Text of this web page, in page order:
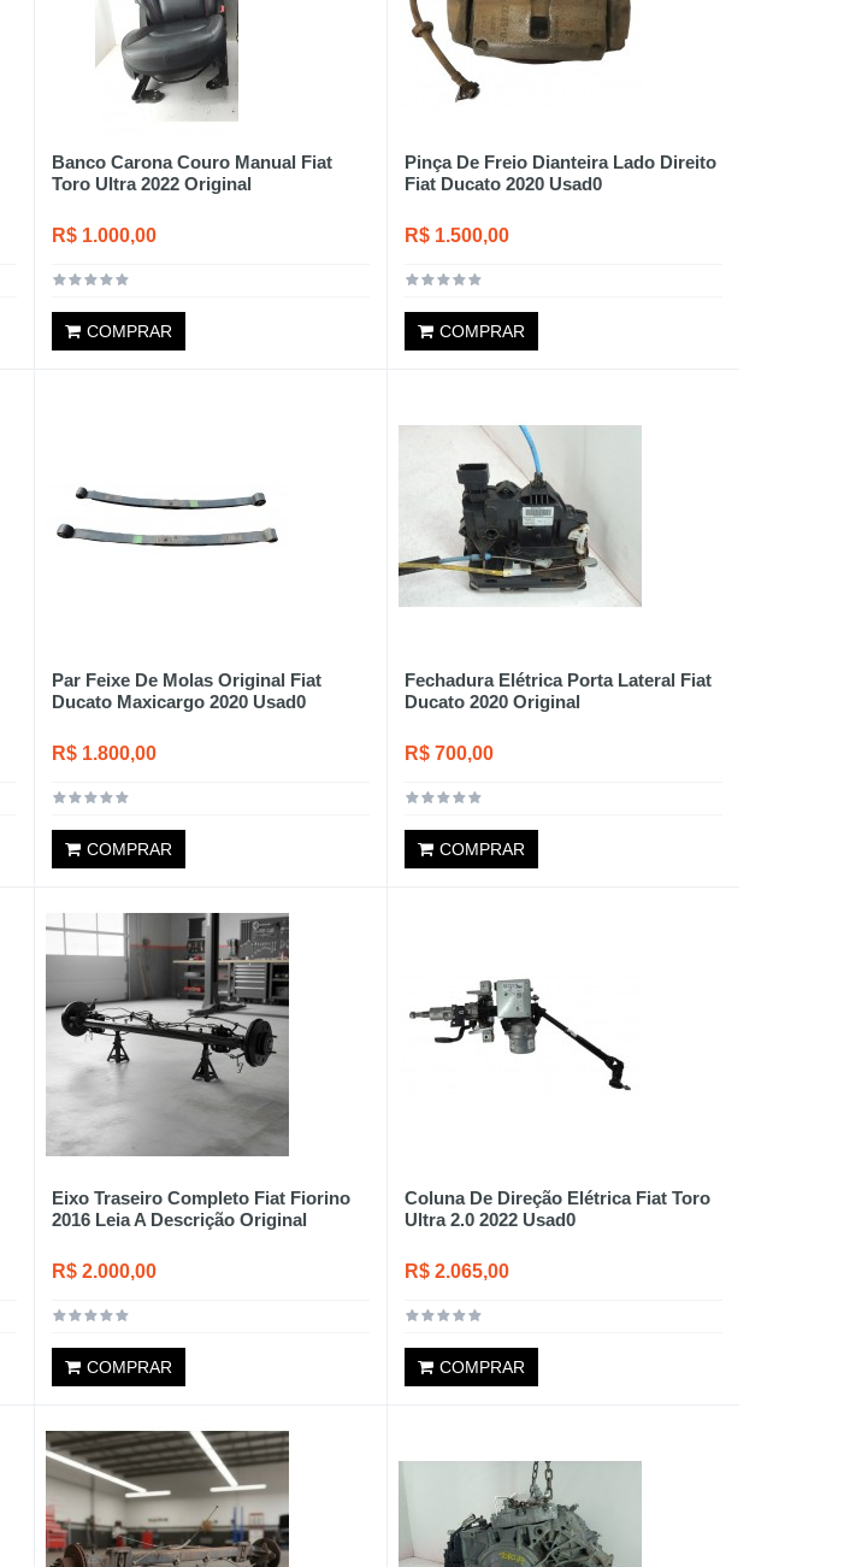
Banco Carona Couro Manual Fiat
Toro Ultra 2022 Original
R$ 1.000,00
COMPRAR
Pinça De Freio Dianteira Lado Direito
Fiat Ducato 2020 Usad0
R$ 1.500,00
COMPRAR
Par Feixe De Molas Original Fiat
Ducato Maxicargo 2020 Usad0
R$ 1.800,00
COMPRAR
Fechadura Elétrica Porta Lateral Fiat
Ducato 2020 Original
R$ 700,00
COMPRAR
Eixo Traseiro Completo Fiat Fiorino
2016 Leia A Descrição Original
R$ 2.000,00
COMPRAR
Coluna De Direção Elétrica Fiat Toro
Ultra 2.0 2022 Usad0
R$ 2.065,00
COMPRAR